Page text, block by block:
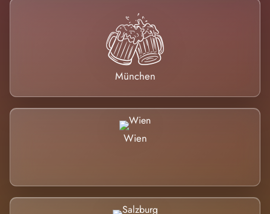
München
Wien